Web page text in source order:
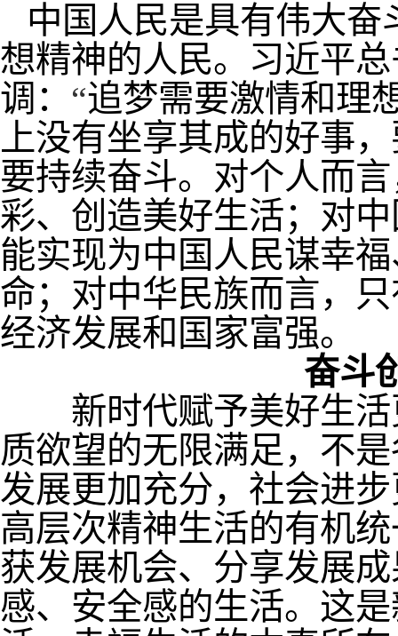
中国人民是具有伟大奋
想精神的人民。习近平
调： “追梦需要激情和理
上没有坐享其成的好事
要持续奋斗。对个人而
彩、创造美好生活；对
能实现为中国人民谋幸
命；对中华民族而言，
经济发展和国家富强。
奋斗
新时代赋予美好生活
质欲望的无限满足，不
发展更加充分，社会进
高层次精神生活的有机
获发展机会、分享发展
感、安全感的生活。这